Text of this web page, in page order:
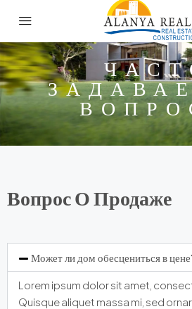
Вопрос О Продаже
Может ли дом обесцениться в
Lorem ipsum dolor sit amet,
Quisque aliquet massa mi, sed